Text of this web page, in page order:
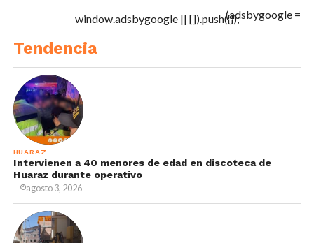
(adsbygoogle =
window.adsbygoogle || []).push({});
Tendencia
HUARAZ
Intervienen a 40 menores de edad en discoteca de
Huaraz durante operativo
agosto 3, 2026